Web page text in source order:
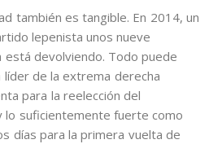
también es tangible. En 2014, un
lepenista unos nueve
está devolviendo. Todo puede
líder de la extrema derecha
para la reelección del
lo suficientemente fuerte como
días para la primera vuelta de